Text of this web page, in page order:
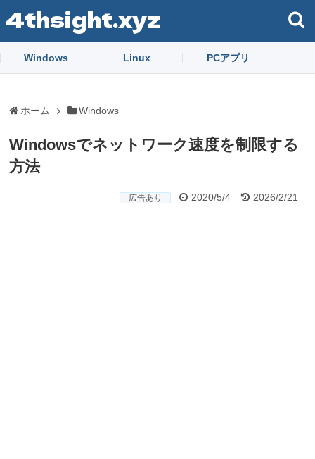
4thsight.xyz
Windows Linux PCアプリ
ホーム Windows
Windowsでネットワーク速度を制限する
方法
広告あり 2020/5/4 2026/2/21